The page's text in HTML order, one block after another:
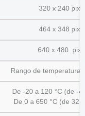
320 x 240
464 x 348
640 x 480
Rango de
De -20 a 120 °C (de -
De 0 a 650 °C (de 32